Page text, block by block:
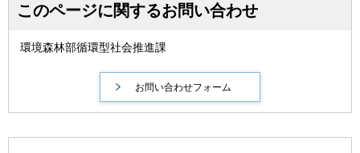
このページに関するお問い合わせ
環境森林部循環型社会推進課